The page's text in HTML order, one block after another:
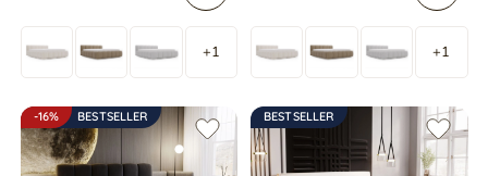
+1 +1
-16% BESTSELLER BESTSELLER